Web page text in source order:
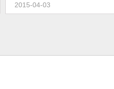
2015-04-03